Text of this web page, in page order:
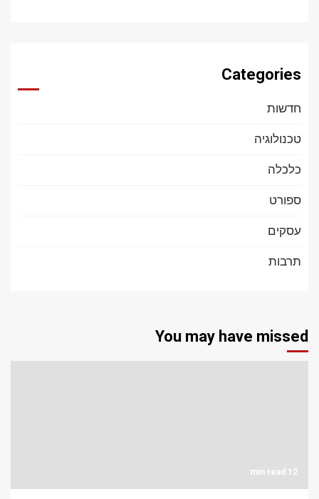
Categories
חדשות
טכנולוגיה
כלכלה
ספורט
עסקים
תרבות
You may have missed
12 min read